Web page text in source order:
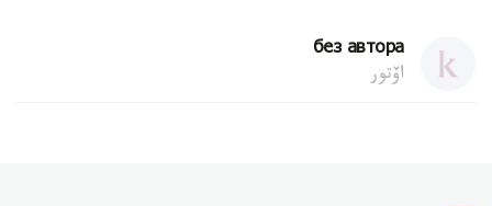
без автора
اۆتور